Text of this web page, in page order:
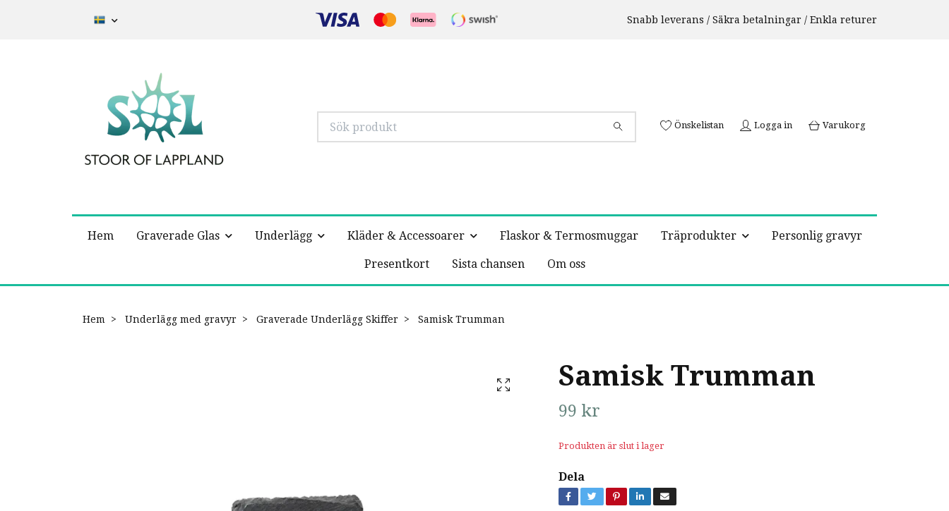
Snabb leverans / Säkra betalningar / Enkla returer
Önskelistan Logga in Varukorg
Hem Graverade Glas Underlägg Kläder & Accessoarer Flaskor & Termosmuggar Träprodukter Personlig gravyr
Presentkort Sista chansen Om oss
Hem Underlägg med gravyr Graverade Underlägg Skiffer Samisk Trumman
Samisk Trumman
99 kr
Produkten är slut i lager
Dela